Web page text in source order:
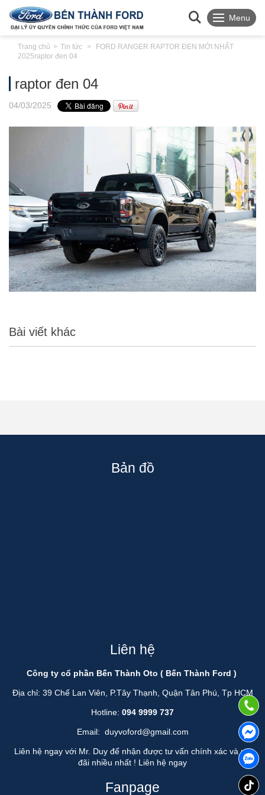
Menu
Trang chủ Tin tức
FORD RANGER RAPTOR ĐEN MỚI NHẤT
2025raptor đen 04
raptor đen 04
04/03/2025
Bài viết khác
Bản đồ
Liên hệ
Công ty cổ phần Bến Thành Oto ( Bến Thành Ford )
Địa chỉ: 39 Chế Lan Viên, P.Tây Thạnh, Quận Tân Phú, Tp HCM
Hotline: 094 9999 737
Email: duyvoford@gmail.com
Liên hệ ngay với Mr. Duy để nhận được tư vấn chính xác và ưu
đãi nhiều nhất ! Liên hệ ngay
Fanpage